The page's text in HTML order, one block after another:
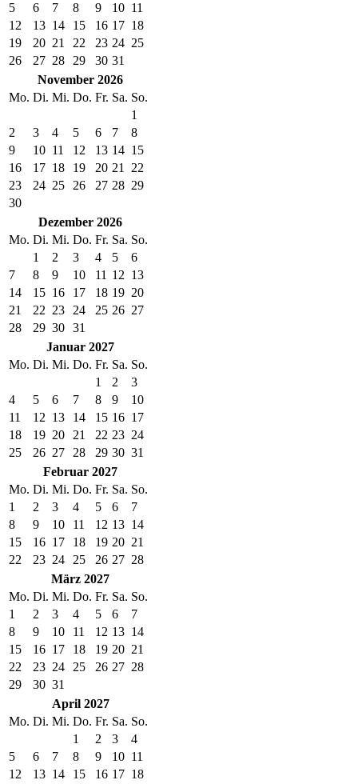
5
6 7 8 9 10 11
12
13 14 15 16 17 18
19
20 21 22 23 24 25
26
27 28 29 30 31
November 2026
Mo. Di. Mi. Do. Fr. Sa. So.
1
2
3 4 5 6 7
8
9
10 11 12 13 14 15
16
17 18 19 20 21
22
23
24 25 26 27 28 29
30
Dezember 2026
Mo. Di. Mi. Do. Fr. Sa. So.
1
2 3 4 5
6
7
8 9 10 11 12 13
14
15 16 17 18 19 20
21
22 23 24 25 26 27
28
29 30 31
Januar 2027
Mo. Di. Mi. Do. Fr. Sa. So.
1
2
3
4
5 6 7 8 9
10
11
12 13 14 15 16 17
18
19 20 21 22 23 24
25
26 27 28 29 30 31
Februar 2027
Mo. Di. Mi. Do. Fr. Sa. So.
1
2 3 4 5 6
7
8
9 10 11 12 13 14
15
16 17 18 19 20 21
22
23 24 25 26 27 28
März 2027
Mo. Di. Mi. Do. Fr. Sa. So.
1
2 3 4 5 6
7
8
9 10 11 12 13 14
15
16 17 18 19 20 21
22
23 24 25 26 27 28
29
30 31
April 2027
Mo. Di. Mi. Do. Fr. Sa. So.
1
2 3
4
5
6 7 8 9 10 11
12
13 14 15 16 17 18